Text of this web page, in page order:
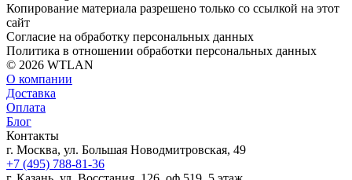
Копирование материала разрешено только со ссылкой на этот
сайт
Согласие на обработку персональных данных
Политика в отношении обработки персональных данных
© 2026 WTLAN
О компании
Доставка
Оплата
Блог
Контакты
г. Москва, ул. Большая Новодмитровская, 49
+7 (495) 788-81-36